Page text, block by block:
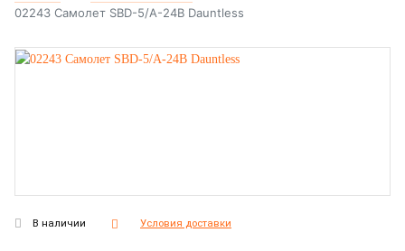
02243 Самолет SBD-5/A-24B Dauntless
В наличии Условия доставки